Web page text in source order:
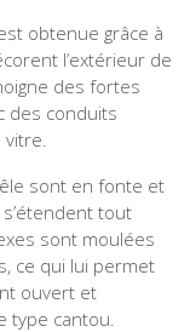
obtenue grâce à
l’extérieur de
des fortes
des conduits
sont en fonte et
tout
sont moulées
ce qui lui permet
ouvert et
type cantou.